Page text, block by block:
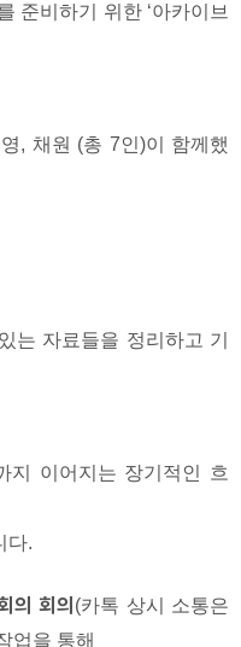
준비하기 위한 ‘아카이브
, 채원 (총 7인)이 함께했
는 자료들을 정리하고 기
지 이어지는 장기적인 흐
다.
의 회의 (카톡 상시 소통은
업을 통해